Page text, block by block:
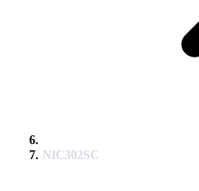
NIC302SC